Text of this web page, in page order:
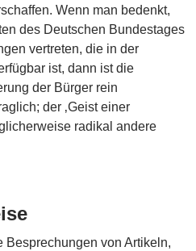
Wenn man bedenkt,
des Deutschen Bundestages
vertreten, die in der
ist, dann ist die
der Bürger rein
der ‚Geist einer
radikal andere
Besprechungen von Artikeln,